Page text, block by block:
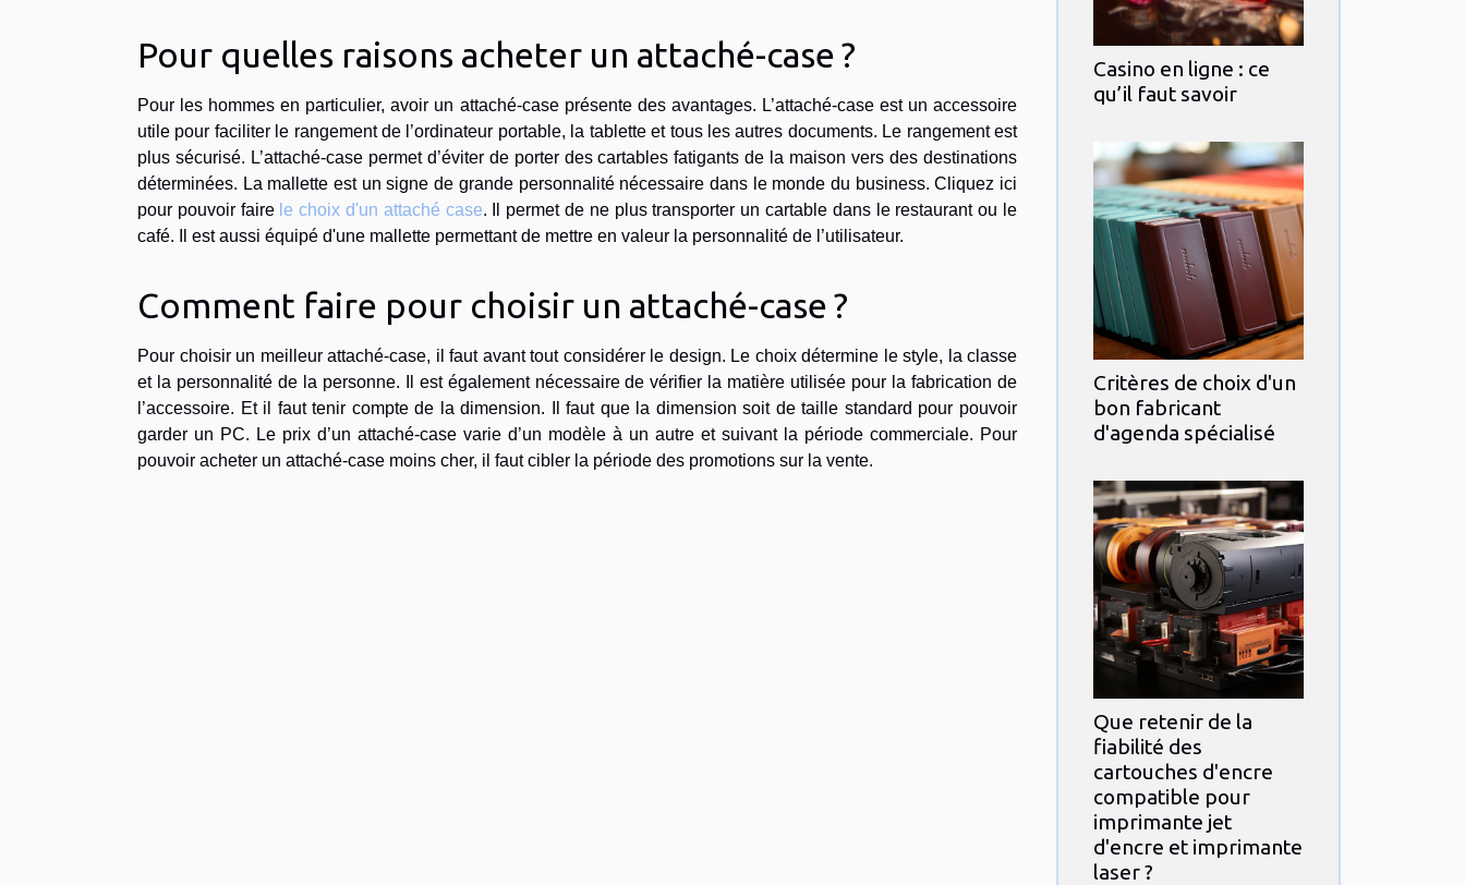
Pour quelles raisons acheter un attaché-case ?
Pour les hommes en particulier, avoir un attaché-case présente des avantages. L’attaché-case est un accessoire
utile pour faciliter le rangement de l’ordinateur portable, la tablette et tous les autres documents. Le rangement est
plus sécurisé. L’attaché-case permet d’éviter de porter des cartables fatigants de la maison vers des destinations
déterminées. La mallette est un signe de grande personnalité nécessaire dans le monde du business. Cliquez ici
pour pouvoir faire le choix d'un attaché case. Il permet de ne plus transporter un cartable dans le restaurant ou le
café. Il est aussi équipé d'une mallette permettant de mettre en valeur la personnalité de l’utilisateur.
Comment faire pour choisir un attaché-case ?
Pour choisir un meilleur attaché-case, il faut avant tout considérer le design. Le choix détermine le style, la classe
et la personnalité de la personne. Il est également nécessaire de vérifier la matière utilisée pour la fabrication de
l’accessoire. Et il faut tenir compte de la dimension. Il faut que la dimension soit de taille standard pour pouvoir
garder un PC. Le prix d’un attaché-case varie d’un modèle à un autre et suivant la période commerciale. Pour
pouvoir acheter un attaché-case moins cher, il faut cibler la période des promotions sur la vente.
Casino en ligne : ce
qu’il faut savoir
Critères de choix d'un
bon fabricant
d'agenda spécialisé
Que retenir de la
fiabilité des
cartouches d'encre
compatible pour
imprimante jet
d'encre et imprimante
laser ?